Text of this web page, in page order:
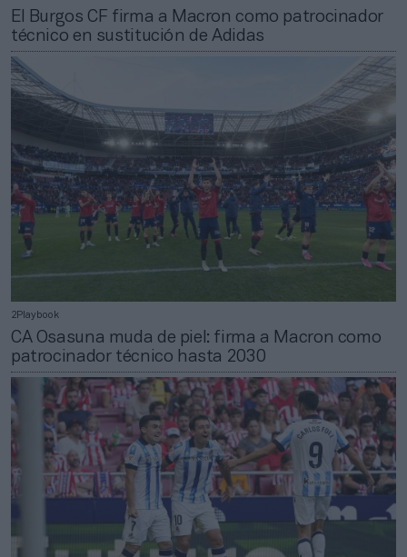
El Burgos CF firma a Macron como patrocinador
técnico en sustitución de Adidas
2Playbook
CA Osasuna muda de piel: firma a Macron como
patrocinador técnico hasta 2030